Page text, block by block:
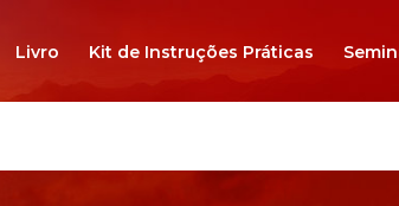
Livro Kit de Instruções Práticas